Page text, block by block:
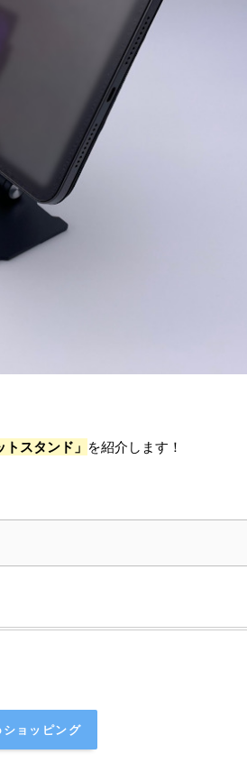
スタンド」 を紹介します！
ョッピング